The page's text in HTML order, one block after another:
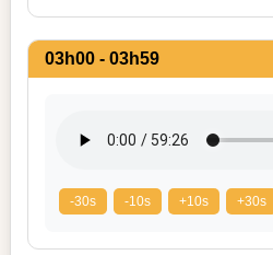
03h00 - 03h59
-30s -10s +10s +30s